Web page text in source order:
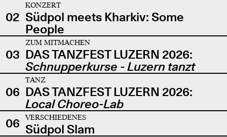
02
KONZERT
Südpol meets Kharkiv: Some
People
03
ZUM MITMACHEN
DAS TANZFEST LUZERN 2026:
Schnupperkurse - Luzern tanzt
06
TANZ
DAS TANZFEST LUZERN 2026:
Local Choreo-Lab
06
VERSCHIEDENES
Südpol Slam